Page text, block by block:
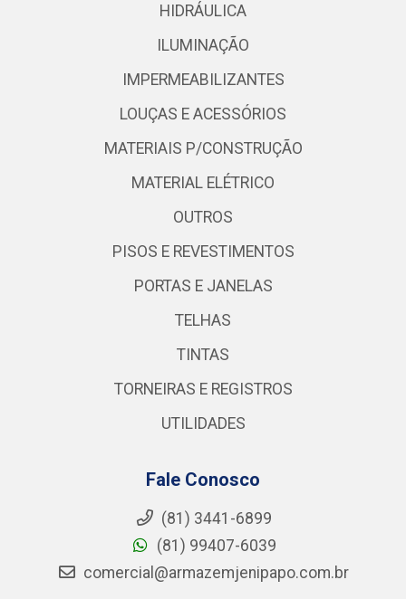
HIDRÁULICA
ILUMINAÇÃO
IMPERMEABILIZANTES
LOUÇAS E ACESSÓRIOS
MATERIAIS P/CONSTRUÇÃO
MATERIAL ELÉTRICO
OUTROS
PISOS E REVESTIMENTOS
PORTAS E JANELAS
TELHAS
TINTAS
TORNEIRAS E REGISTROS
UTILIDADES
Fale Conosco
(81) 3441-6899
(81) 99407-6039
comercial@armazemjenipapo.com.br